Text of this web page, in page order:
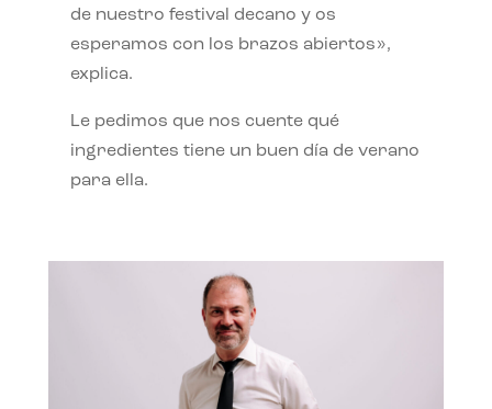
de nuestro festival decano y os
esperamos con los brazos abiertos»,
explica.
Le pedimos que nos cuente qué
ingredientes tiene un buen día de verano
para ella.